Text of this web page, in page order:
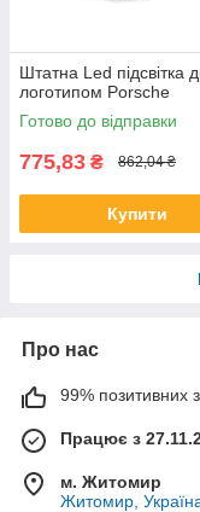
Штатна Led підсвітка
логотипом Porsche
Готово до відправки
775,83 ₴ 862,04 ₴
Купити
Про нас
99% позитивних з
Працює з
м. Житомир
Житомир,